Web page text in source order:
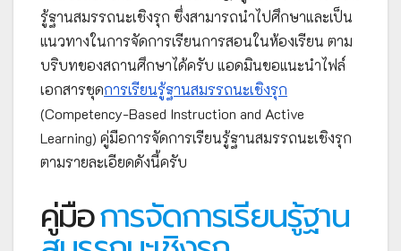
รู้ฐานสมรรถนะเชิงรุก ซึ่งสามารถนำไปศึกษาและเป็น
แนวทางในการจัดการเรียนการสอนในห้องเรียน ตาม
บริบทของสถานศึกษาได้ครับ แอดมินขอแนะนำไฟล์
เอกสารชุดการเรียนรู้ฐานสมรรถนะเชิงรุก
(Competency-Based Instruction and Active
Learning) คู่มือการจัดการเรียนรู้ฐานสมรรถนะเชิงรุก
ตามรายละเอียดดังนี้ครับ
คู่มือการจัดการเรียนรู้ฐาน